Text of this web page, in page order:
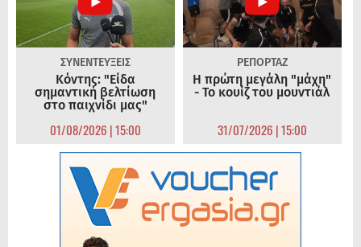
ΣΥΝΕΝΤΕΥΞΕΙΣ
Κόντης: "Είδα
σημαντική βελτίωση
στο παιχνίδι μας"
01/08/2026 | 15:00
ΡΕΠΟΡΤΑΖ
Η πρώτη μεγάλη "μάχη"
- Το κουίζ του μουντιάλ
31/07/2026 | 15:00